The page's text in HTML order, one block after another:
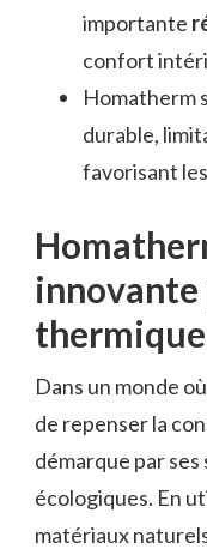
importante
confort
Homatherm
durable,
favorisant
Dans un monde
de repenser la
démarque par
écologiques. En
matériaux